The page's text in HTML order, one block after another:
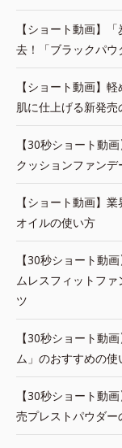
【ショート動画】
去！「ブラックパ
【ショート動画】
肌に仕上げる新発
【30秒ショート動
クッションファン
【ショート動画】
オイルの使い方
【30秒ショート動
ムレスフィットフ
ツ
【30秒ショート動
ム」のおすすめの使
【30秒ショート動
売プレストパウダー